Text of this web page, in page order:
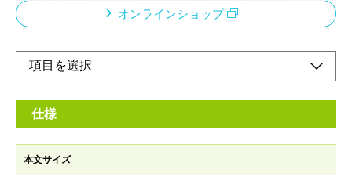
オンラインショップ
仕様
本文サイズ